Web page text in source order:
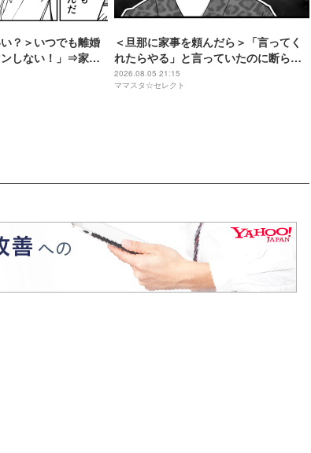
？＞いつでも離婚
しない！」⇒家族
まんが】
＜旦那に家事を頼んだら＞「言ってく
れたらやる」と言っていたのに断られ
た。体調が悪いのに…
2026.08.05 21:15
ママスタ☆セレクト